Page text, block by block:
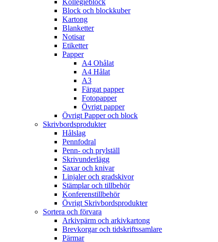
Kollegieblock
Block och blockkuber
Kartong
Blanketter
Notisar
Etiketter
Papper
A4 Ohålat
A4 Hålat
A3
Färgat papper
Fotopapper
Övrigt papper
Övrigt Papper och block
Skrivbordsprodukter
Hålslag
Pennfodral
Penn- och prylställ
Skrivunderlägg
Saxar och knivar
Linjaler och gradskivor
Stämplar och tillbehör
Konferenstillbehör
Övrigt Skrivbordsprodukter
Sortera och förvara
Arkivpärm och arkivkartong
Brevkorgar och tidskriftssamlare
Pärmar